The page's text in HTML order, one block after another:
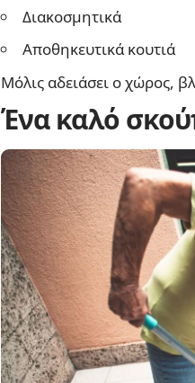
Διακοσμητικά
Αποθηκευτικά κουτιά
Μόλις αδειάσει ο χώρος,
Ένα καλό